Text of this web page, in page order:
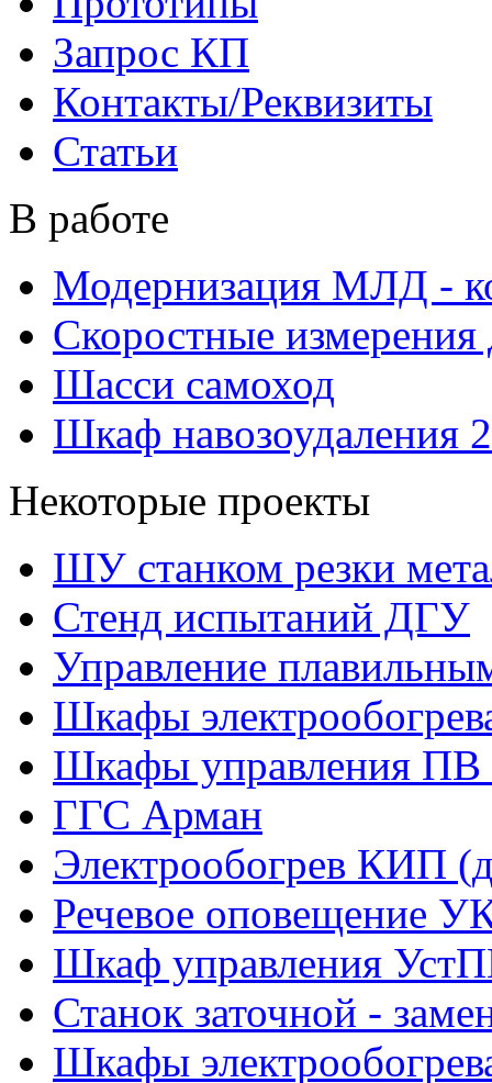
Запрос КП
Контакты/Реквизиты
Статьи
В работе
Модернизация МЛД -
Скоростные измерения
Шасси самоход
Шкаф навозоудаления
Некоторые проекты
ШУ станком резки
Стенд испытаний ДГУ
Управление
Шкафы
Шкафы управления ПВ
ГГС Арман
Электрообогрев КИП
Речевое оповещение
Шкаф управления
Станок заточной -
Шкафы